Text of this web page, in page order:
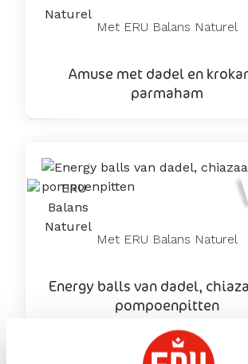
Met ERU Balans Naturel
Amuse met dadel en
parmaham
Met ERU Balans Naturel
Energy balls van dadel,
pompoenpitten